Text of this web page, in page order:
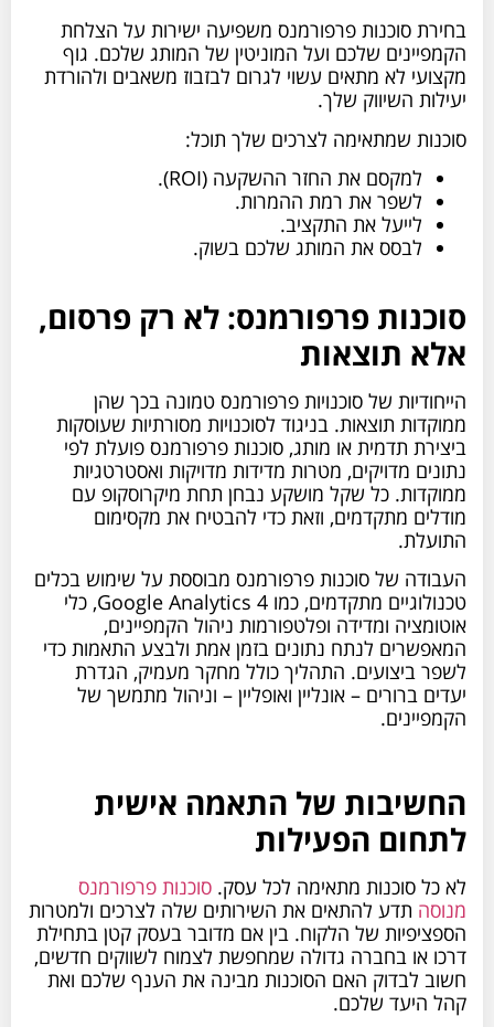
בחירת סוכנות פרפורמנס משפיעה ישירות על הצלחת
הקמפיינים שלכם ועל המוניטין של המותג שלכם. גוף
מקצועי לא מתאים עשוי לגרום לבזבוז משאבים ולהורדת
יעילות השיווק שלך.
סוכנות שמתאימה לצרכים שלך תוכל:
למקסם את החזר ההשקעה (ROI).
לשפר את רמת ההמרות.
לייעל את התקציב.
לבסס את המותג שלכם בשוק.
סוכנות פרפורמנס: לא רק פרסום,
אלא תוצאות
הייחודיות של סוכנויות פרפורמנס טמונה בכך שהן
ממוקדות תוצאות. בניגוד לסוכנויות מסורתיות שעוסקות
ביצירת תדמית או מותג, סוכנות פרפורמנס פועלת לפי
נתונים מדויקים, מטרות מדידות מדויקות ואסטרטגיות
ממוקדות. כל שקל מושקע נבחן תחת מיקרוסקופ עם
מודלים מתקדמים, וזאת כדי להבטיח את מקסימום
התועלת.
העבודה של סוכנות פרפורמנס מבוססת על שימוש בכלים
טכנולוגיים מתקדמים, כמו Google Analytics 4, כלי
אוטומציה ומדידה ופלטפורמות ניהול הקמפיינים,
המאפשרים לנתח נתונים בזמן אמת ולבצע התאמות כדי
לשפר ביצועים. התהליך כולל מחקר מעמיק, הגדרת
יעדים ברורים – אונליין ואופליין – וניהול מתמשך של
הקמפיינים.
החשיבות של התאמה אישית
לתחום הפעילות
לא כל סוכנות מתאימה לכל עסק. סוכנות פרפורמנס
מנוסה תדע להתאים את השירותים שלה לצרכים ולמטרות
הספציפיות של הלקוח. בין אם מדובר בעסק קטן בתחילת
דרכו או בחברה גדולה שמחפשת לצמוח לשווקים חדשים,
חשוב לבדוק האם הסוכנות מבינה את הענף שלכם ואת
קהל היעד שלכם.